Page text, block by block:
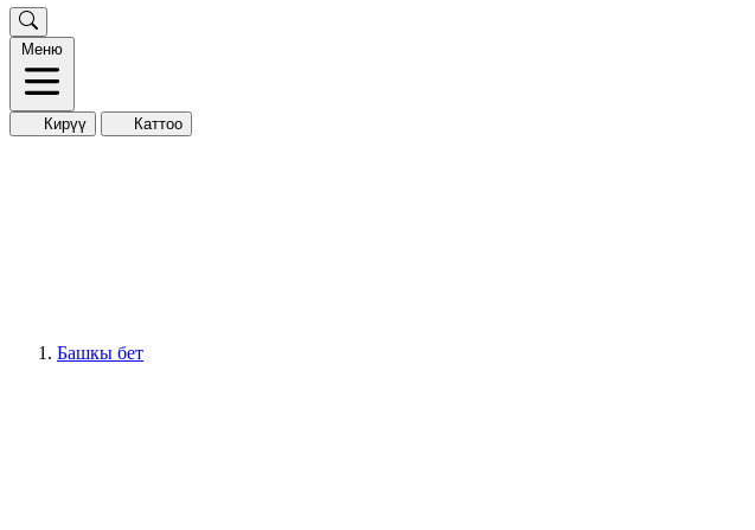
Меню
Кирүү Каттоо
Башкы бет